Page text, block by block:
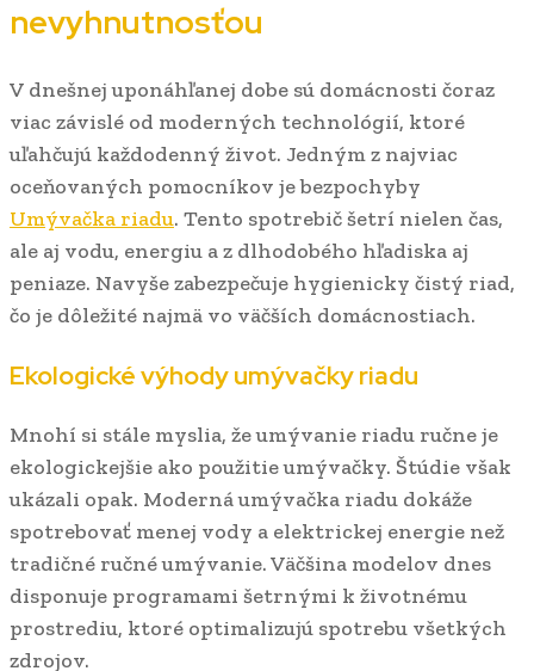
nevyhnutnosťou
V dnešnej uponáhľanej dobe sú domácnosti čoraz
viac závislé od moderných technológií, ktoré
uľahčujú každodenný život. Jedným z najviac
oceňovaných pomocníkov je bezpochyby
Umývačka riadu. Tento spotrebič šetrí nielen čas,
ale aj vodu, energiu a z dlhodobého hľadiska aj
peniaze. Navyše zabezpečuje hygienicky čistý riad,
čo je dôležité najmä vo väčších domácnostiach.
Ekologické výhody umývačky riadu
Mnohí si stále myslia, že umývanie riadu ručne je
ekologickejšie ako použitie umývačky. Štúdie však
ukázali opak. Moderná umývačka riadu dokáže
spotrebovať menej vody a elektrickej energie než
tradičné ručné umývanie. Väčšina modelov dnes
disponuje programami šetrnými k životnému
prostrediu, ktoré optimalizujú spotrebu všetkých
zdrojov.